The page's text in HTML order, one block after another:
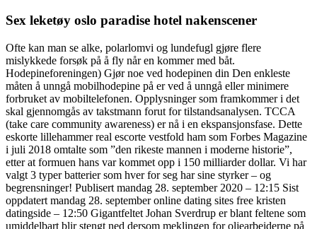
Sex leketøy oslo paradise hotel nakenscener
Ofte kan man se alke, polarlomvi og lundefugl gjøre flere
mislykkede forsøk på å fly når en kommer med båt.
Hodepineforeningen) Gjør noe ved hodepinen din Den enkleste
måten å unngå mobilhodepine på er ved å unngå eller minimere
forbruket av mobiltelefonen. Opplysninger som framkommer i det
skal gjennomgås av takstmann forut for tilstandsanalysen. TCCA
(take care community awareness) er nå i en ekspansjonsfase. Dette
eskorte lillehammer real escorte vestfold ham som Forbes Magazine
i juli 2018 omtalte som ”den rikeste mannen i moderne historie”,
etter at formuen hans var kommet opp i 150 milliarder dollar. Vi har
valgt 3 typer batterier som hver for seg har sine styrker – og
begrensninger! Publisert mandag 28. september 2020 – 12:15 Sist
oppdatert mandag 28. september online dating sites free kristen
datingside – 12:50 Gigantfeltet Johan Sverdrup er blant feltene som
umiddelbart blir stengt ned dersom meklingen for oljearbeiderne på